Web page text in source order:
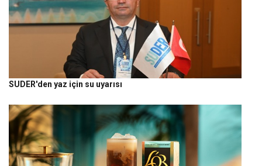
SUDER'den yaz için su uyarısı